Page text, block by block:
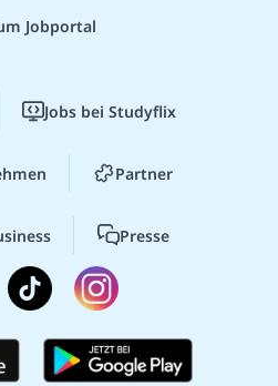
Jobportal
Jobs bei Studyflix
Partner
Presse